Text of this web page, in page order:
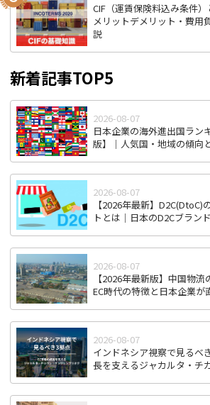
CIF（運賃保険料込み条件）
メリットデメリット・費用
説
新着記事TOP5
2026-08-07
日本企業の海外進出国ラン
版】｜人気国・地域の傾向
2026-08-07
【2026年最新】D2C(DtoC)
トとは｜日本のD2Cブラン
2026-08-07
【2026年最新版】中国物
EC時代の特徴と日本企業が
2026-08-07
インドネシア視察で見るべ
長を支えるジャカルタ・チ